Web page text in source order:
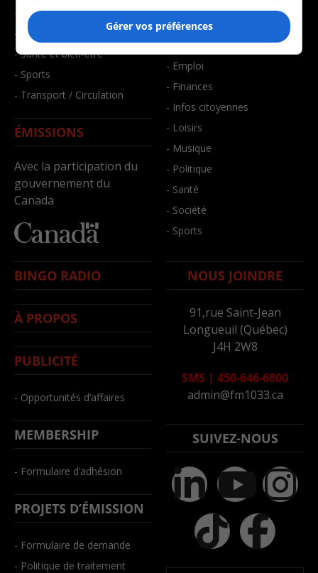
- Environnement
- Faits divers
- Santé et bien-être
- Sports
- Transport / Circulation
ÉMISSIONS
Avec la participation du
gouvernement du
Canada
- Art de vivre
- Bien-être
- Emploi
- Finances
- Infos citoyennes
- Loisirs
- Musique
- Politique
- Santé
- Société
- Sports
BINGO RADIO
À PROPOS
PUBLICITÉ
- Opportunités d’affaires
MEMBERSHIP
- Formulaire d’adhésion
PROJETS D’ÉMISSION
- Formulaire de demande
- Politique de traitement
NOUS JOINDRE
91,rue Saint-Jean
Longueuil (Québec)
J4H 2W8
SMS | 450-646-6800
admin@fm1033.ca
SUIVEZ-NOUS
Gérer vos préférences